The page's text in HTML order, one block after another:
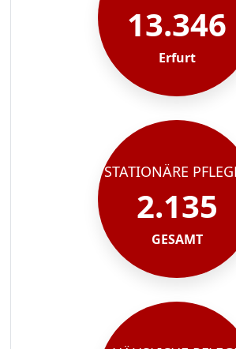
13.346
Erfurt
STATIONÄRE
2.135
GESAMT